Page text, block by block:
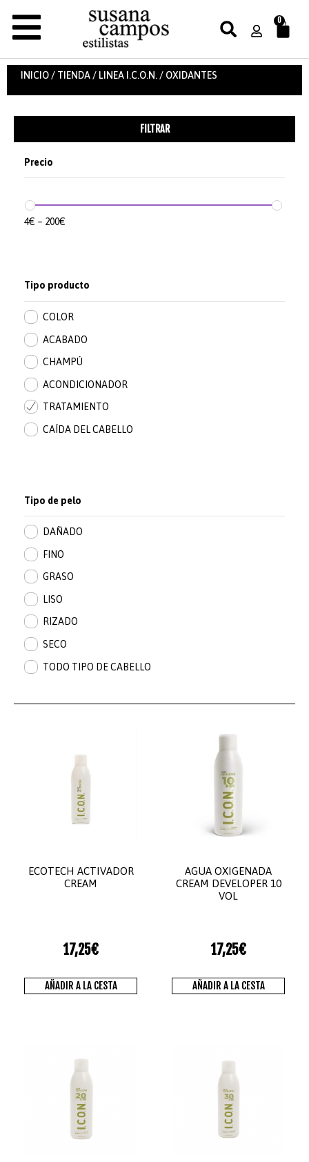
0
INICIO/ TIENDA/ LINEA I.C.O.N./ OXIDANTES
FILTRAR
Precio
4€ – 200€
Tipo producto
COLOR
ACABADO
CHAMPÚ
ACONDICIONADOR
TRATAMIENTO
CAÍDA DEL CABELLO
Tipo de pelo
DAÑADO
FINO
GRASO
LISO
RIZADO
SECO
TODO TIPO DE CABELLO
ECOTECH ACTIVADOR
CREAM
17,25€
AÑADIR A LA CESTA
AGUA OXIGENADA
CREAM DEVELOPER 10
VOL
17,25€
AÑADIR A LA CESTA